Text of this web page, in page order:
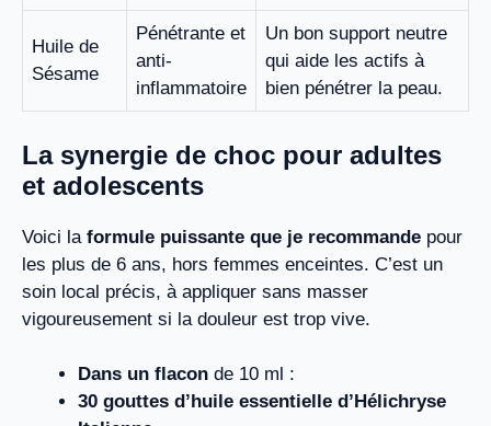
Huile de
Sésame
Pénétrante et
anti-
inflammatoire
Un bon support neutre
qui aide les actifs à
bien pénétrer la peau.
La synergie de choc pour adultes
et adolescents
Voici la formule puissante que je recommande pour
les plus de 6 ans, hors femmes enceintes. C’est un
soin local précis, à appliquer sans masser
vigoureusement si la douleur est trop vive.
Dans un flacon de 10 ml :
30 gouttes d’huile essentielle d’Hélichryse